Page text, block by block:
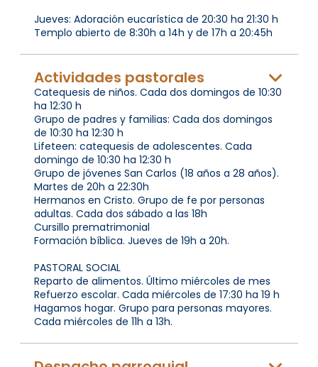
Jueves: Adoración eucarística de 20:30 ha 21:30 h
Templo abierto de 8:30h a 14h y de 17h a 20:45h
Actividades pastorales
Catequesis de niños. Cada dos domingos de 10:30
ha 12:30 h
Grupo de padres y familias: Cada dos domingos
de 10:30 ha 12:30 h
Lifeteen: catequesis de adolescentes. Cada
domingo de 10:30 ha 12:30 h
Grupo de jóvenes San Carlos (18 años a 28 años).
Martes de 20h a 22:30h
Hermanos en Cristo. Grupo de fe por personas
adultas. Cada dos sábado a las 18h
Cursillo prematrimonial
Formación bíblica. Jueves de 19h a 20h.
PASTORAL SOCIAL
Reparto de alimentos. Último miércoles de mes
Refuerzo escolar. Cada miércoles de 17:30 ha 19 h
Hagamos hogar. Grupo para personas mayores.
Cada miércoles de 11h a 13h.